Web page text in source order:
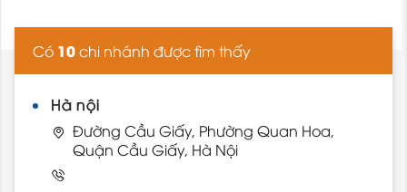
Có 10chi nhánh được tìm thấy
Hà nội
Đường Cầu Giấy, Phường Quan Hoa,
Quận Cầu Giấy, Hà Nội